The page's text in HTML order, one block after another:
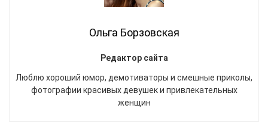
Ольга Борзовская
Редактор сайта
Люблю хороший юмор, демотиваторы и смешные приколы,
фотографии красивых девушек и привлекательных
женщин